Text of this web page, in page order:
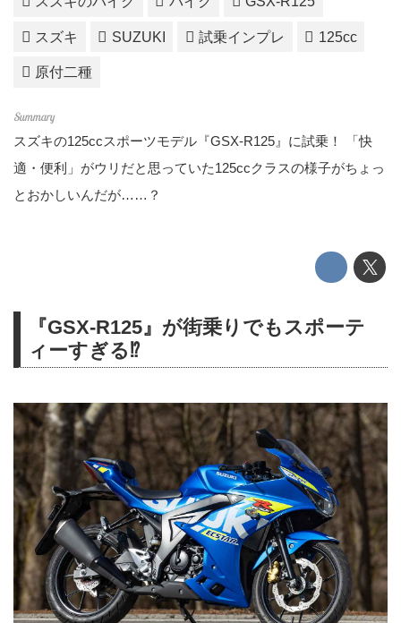
スズキ SUZUKI 試乗インプレ 125cc
原付二種
スズキの125ccスポーツモデル『GSX-R125』に試乗！ 「快
適・便利」がウリだと思っていた125ccクラスの様子がちょっ
とおかしいんだが……？
『GSX-R125』が街乗りでもスポーテ
ィーすぎる⁉